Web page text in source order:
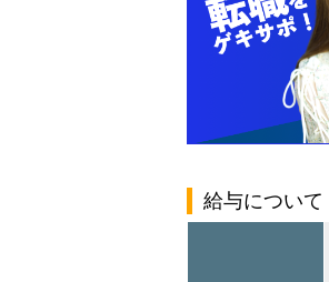
給与について